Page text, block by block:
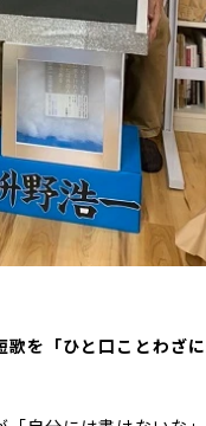
歌を「ひと口ことわざ